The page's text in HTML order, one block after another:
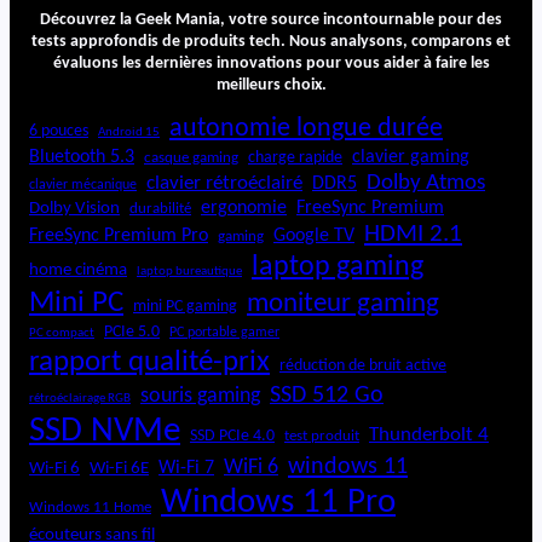
r
i
s
t
r
a
-
l
g
è
r
e
e
t
p
r
f
Découvrez la Geek Mania, votre source incontournable pour des
tests approfondis de produits tech. Nous analysons, comparons et
évaluons les dernières innovations pour vous aider à faire les
meilleurs choix.
6 pouces Android 15 autonomie longue durée
Bluetooth 5.3 casque gaming charge rapide clavier gaming
clavier mécanique clavier rétroéclairé DDR5 Dolby Atmos
Dolby Vision durabilité ergonomie
FreeSync Premium
FreeSync Premium Pro
gaming Google TV HDMI 2.1
home cinéma laptop bureautique laptop gaming
Mini PC mini PC gaming moniteur gaming
PC compact PCIe 5.0 PC portable gamer
rapport qualité-prix réduction de bruit active
rétroéclairage RGB souris gaming SSD 512 Go
SSD NVMe SSD PCIe 4.0 test produit Thunderbolt 4
Wi-Fi 6 Wi-Fi 6E Wi-Fi 7 WiFi 6 windows 11
Windows 11 Home Windows 11 Pro
écouteurs sans fil